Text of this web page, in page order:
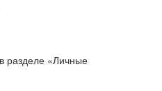
разделе «Личные